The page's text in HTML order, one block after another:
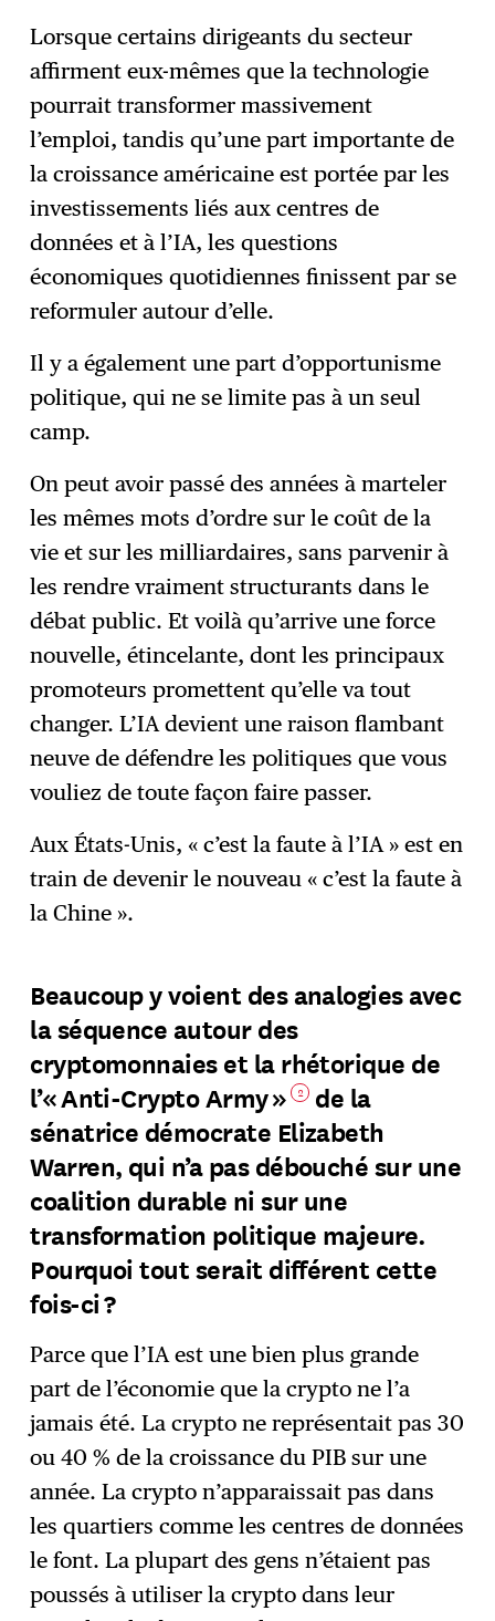
Lorsque certains dirigeants du secteur
affirment eux-mêmes que la technologie
pourrait transformer massivement
l’emploi, tandis qu’une part importante de
la croissance américaine est portée par les
investissements liés aux centres de
données et à l’IA, les questions
économiques quotidiennes finissent par se
reformuler autour d’elle.
Il y a également une part d’opportunisme
politique, qui ne se limite pas à un seul
camp.
On peut avoir passé des années à marteler
les mêmes mots d’ordre sur le coût de la
vie et sur les milliardaires, sans parvenir à
les rendre vraiment structurants dans le
débat public. Et voilà qu’arrive une force
nouvelle, étincelante, dont les principaux
promoteurs promettent qu’elle va tout
changer. L’IA devient une raison flambant
neuve de défendre les politiques que vous
vouliez de toute façon faire passer.
Aux États-Unis, « c’est la faute à l’IA » est en
train de devenir le nouveau « c’est la faute à
la Chine ».
Beaucoup y voient des analogies avec
la séquence autour des
cryptomonnaies et la rhétorique de
l’« Anti-Crypto Army » 2 de la
sénatrice démocrate Elizabeth
Warren, qui n’a pas débouché sur une
coalition durable ni sur une
transformation politique majeure.
Pourquoi tout serait différent cette
fois-ci ?
Parce que l’IA est une bien plus grande
part de l’économie que la crypto ne l’a
jamais été. La crypto ne représentait pas 30
ou 40 % de la croissance du PIB sur une
année. La crypto n’apparaissait pas dans
les quartiers comme les centres de données
le font. La plupart des gens n’étaient pas
poussés à utiliser la crypto dans leur